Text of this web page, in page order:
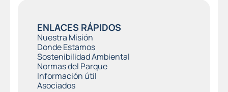
ENLACES RÁPIDOS
Nuestra Misión
Donde Estamos
Sostenibilidad Ambiental
Normas del Parque
Información útil
Asociados